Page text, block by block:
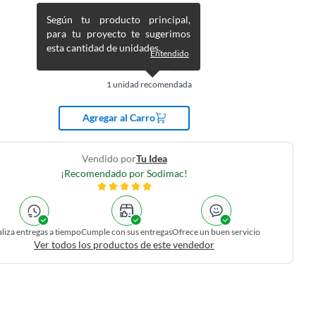
1 unidad recomendada
Según tu producto principal,
para tu proyecto te sugerimos
esta cantidad de unidades.Entendido
Agregar al Carro
Vendido porTu Idea
¡Recomendado por Sodimac!
entregas a tiempoCumple con sus entregasOfrece un buen servicio
Ver todos los productos de este vendedor